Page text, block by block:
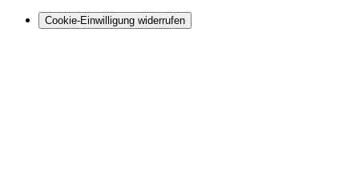
Cookie-Einwilligung widerrufen